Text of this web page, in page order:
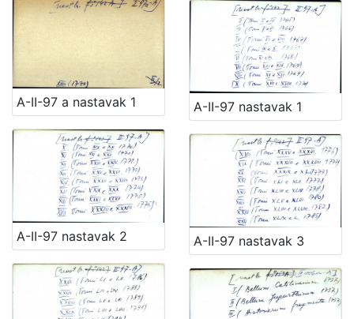
A-II-97 a nastavak 1 A-II-97 nastavak 1
A-II-97 nastavak 2 A-II-97 nastavak 3